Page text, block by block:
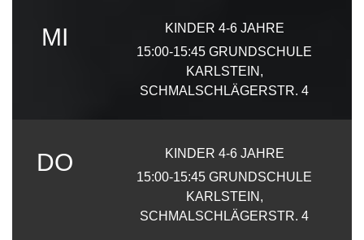
MI
KINDER 4-6 JAHRE
15:00-15:45 GRUNDSCHULE
KARLSTEIN,
SCHMALSCHLÄGERSTR. 4
DO
KINDER 4-6 JAHRE
15:00-15:45 GRUNDSCHULE
KARLSTEIN,
SCHMALSCHLÄGERSTR. 4